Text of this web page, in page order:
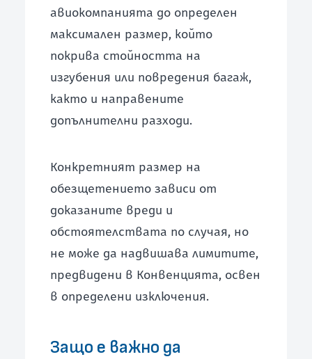
авиокомпанията до определен
максимален размер, който
покрива стойността на
изгубения или повредения багаж,
както и направените
допълнителни разходи.
Конкретният размер на
обезщетението зависи от
доказаните вреди и
обстоятелствата по случая, но
не може да надвишава лимитите,
предвидени в Конвенцията, освен
в определени изключения.
Защо е важно да